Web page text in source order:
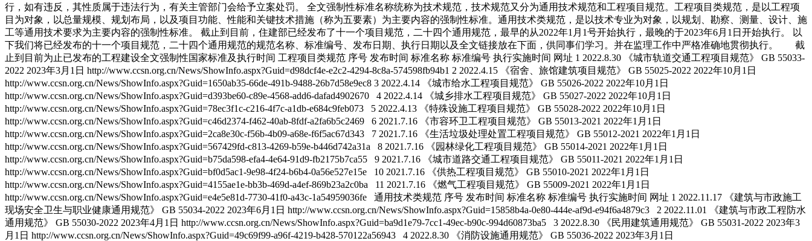
行，如有违反，其性质属于违法行为，有关主管部门会给予立案处罚。 全文强制性标准名称统称为技术规范，技术规范又分为通用技术规范和工程项目规范。工程项目类规范，是以工程项
目为对象，以总量规模、规划布局，以及项目功能、性能和关键技术措施（称为五要素）为主要内容的强制性标准。通用技术类规范，是以技术专业为对象，以规划、勘察、测量、设计、施
工等通用技术要求为主要内容的强制性标准。 截止到目前，住建部已经发布了十一个项目规范，二十四个通用规范，最早的从2022年1月1号开始执行，最晚的于2023年6月1日开始执行。 以
下我们将已经发布的十一个项目规范，二十四个通用规范的规范名称、标准编号、发布日期、执行日期以及全文链接放在下面，供同事们学习。并在监理工作中严格准确地贯彻执行。 截
止到目前为止已发布的工程建设全文强制性国家标准及执行时间 工程项目类规范 序号 发布时间 标准名称 标准编号 执行实施时间 网址 1 2022.8.30 《城市轨道交通工程项目规范》 GB 55033-
2022 2023年3月1日 http://www.ccsn.org.cn/News/ShowInfo.aspx?Guid=d98dcf4e-e2c2-4294-8c8a-574598fb94b1 2 2022.4.15 《宿舍、旅馆建筑项目规范》 GB 55025-2022 2022年10月1日
http://www.ccsn.org.cn/News/ShowInfo.aspx?Guid=1650ab35-66de-491b-9488-26b7d58e9ec8 3 2022.4.14 《城市给水工程项目规范》 GB 55026-2022 2022年10月1日
http://www.ccsn.org.cn/News/ShowInfo.aspx?Guid=d393be60-c89e-4568-add6-dafad4902670 4 2022.4.14 《城乡排水工程项目规范》 GB 55027-2022 2022年10月1日
http://www.ccsn.org.cn/News/ShowInfo.aspx?Guid=78ec3f1c-c216-4f7c-a1db-e684c9feb073 5 2022.4.13 《特殊设施工程项目规范》 GB 55028-2022 2022年10月1日
http://www.ccsn.org.cn/News/ShowInfo.aspx?Guid=c46d2374-f462-40ab-8fdf-a2fa6b5c2469 6 2021.7.16 《市容环卫工程项目规范》 GB 55013-2021 2022年1月1日
http://www.ccsn.org.cn/News/ShowInfo.aspx?Guid=2ca8e30c-f56b-4b09-a68e-f6f5ac67d343 7 2021.7.16 《生活垃圾处理处置工程项目规范》 GB 55012-2021 2022年1月1日
http://www.ccsn.org.cn/News/ShowInfo.aspx?Guid=567429fd-c813-4269-b59e-b446d742a31a 8 2021.7.16 《园林绿化工程项目规范》 GB 55014-2021 2022年1月1日
http://www.ccsn.org.cn/News/ShowInfo.aspx?Guid=b75da598-efa4-4e64-91d9-fb2175b7ca55 9 2021.7.16 《城市道路交通工程项目规范》 GB 55011-2021 2022年1月1日
http://www.ccsn.org.cn/News/ShowInfo.aspx?Guid=bf0d5ac1-9e98-4f24-b6b4-0a56e527e15e 10 2021.7.16 《供热工程项目规范》 GB 55010-2021 2022年1月1日
http://www.ccsn.org.cn/News/ShowInfo.aspx?Guid=4155ae1e-bb3b-469d-a4ef-869b23a2c0ba 11 2021.7.16 《燃气工程项目规范》 GB 55009-2021 2022年1月1日
http://www.ccsn.org.cn/News/ShowInfo.aspx?Guid=e4e5e81d-7730-41f0-a43c-1a54959036fe 通用技术类规范 序号 发布时间 标准名称 标准编号 执行实施时间 网址 1 2022.11.17 《建筑与市政施工
现场安全卫生与职业健康通用规范》 GB 55034-2022 2023年6月1日 http://www.ccsn.org.cn/News/ShowInfo.aspx?Guid=15858b4a-0e80-444e-af9d-e94f6a4879c3 2 2022.11.01 《建筑与市政工程防水
通用规范》 GB 55030-2022 2023年4月1日 http://www.ccsn.org.cn/News/ShowInfo.aspx?Guid=ba9d1e79-7cc1-49ec-b90c-994d60873ba5 3 2022.8.30 《民用建筑通用规范》 GB 55031-2022 2023年3
月1日 http://www.ccsn.org.cn/News/ShowInfo.aspx?Guid=49c69f99-a96f-4219-b428-570122a56943 4 2022.8.30 《消防设施通用规范》 GB 55036-2022 2023年3月1日